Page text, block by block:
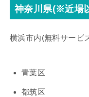
神奈川県(※近場
横浜市内(無料サービ
青葉区
都筑区